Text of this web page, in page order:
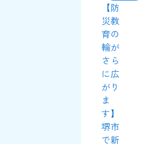
【防
災教
育の
輪が
さら
に広
がり
ま
す】
堺市
で新